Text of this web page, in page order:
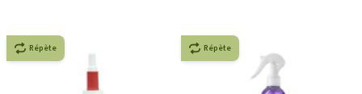
Répète Répète